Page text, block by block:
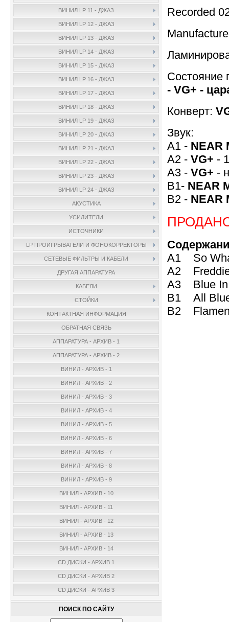
ВИНИЛ LP 11 - ДЖАЗ
ВИНИЛ LP 12 - ДЖАЗ
ВИНИЛ LP 13 - ДЖАЗ
ВИНИЛ LP 14 - ДЖАЗ
ВИНИЛ LP 15 - ДЖАЗ
ВИНИЛ LP 16 - ДЖАЗ
ВИНИЛ LP 17 - ДЖАЗ
ВИНИЛ LP 18 - ДЖАЗ
ВИНИЛ LP 19 - ДЖАЗ
ВИНИЛ LP 20 - ДЖАЗ
ВИНИЛ LP 21 - ДЖАЗ
ВИНИЛ LP 22 - ДЖАЗ
ВИНИЛ LP 23 - ДЖАЗ
ВИНИЛ LP 24 - ДЖАЗ
АКУСТИКА
УСИЛИТЕЛИ
ИСТОЧНИКИ
LP ПРОИГРЫВАТЕЛИ И ФОНОКОРРЕКТОРЫ
СЕТЕВЫЕ ФИЛЬТРЫ И КАБЕЛИ
ДРУГАЯ АППАРАТУРА
КАБЕЛИ
СТОЙКИ
КОНТАКТНАЯ ИНФОРМАЦИЯ
ОБРАТНАЯ СВЯЗЬ
АППАРАТУРА - АРХИВ - 1
АППАРАТУРА - АРХИВ - 2
ВИНИЛ - АРХИВ - 1
ВИНИЛ - АРХИВ - 2
ВИНИЛ - АРХИВ - 3
ВИНИЛ - АРХИВ - 4
ВИНИЛ - АРХИВ - 5
ВИНИЛ - АРХИВ - 6
ВИНИЛ - АРХИВ - 7
ВИНИЛ - АРХИВ - 8
ВИНИЛ - АРХИВ - 9
ВИНИЛ - АРХИВ - 10
ВИНИЛ - АРХИВ - 11
ВИНИЛ - АРХИВ - 12
ВИНИЛ - АРХИВ - 13
ВИНИЛ - АРХИВ - 14
CD ДИСКИ - АРХИВ 1
CD ДИСКИ - АРХИВ 2
CD ДИСКИ - АРХИВ 3
ПОИСК ПО САЙТУ
Recorded
Состояние
- VG+ -
Конверт:
Звук:
A1 - NEAR
A2 - VG+ -
A3 - VG+ -
B1- NEAR
B2 - NEAR
A1 So
A2
A3 Blue
B1 All
B2